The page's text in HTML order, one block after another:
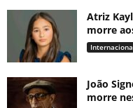
Atriz
morre
João
morre